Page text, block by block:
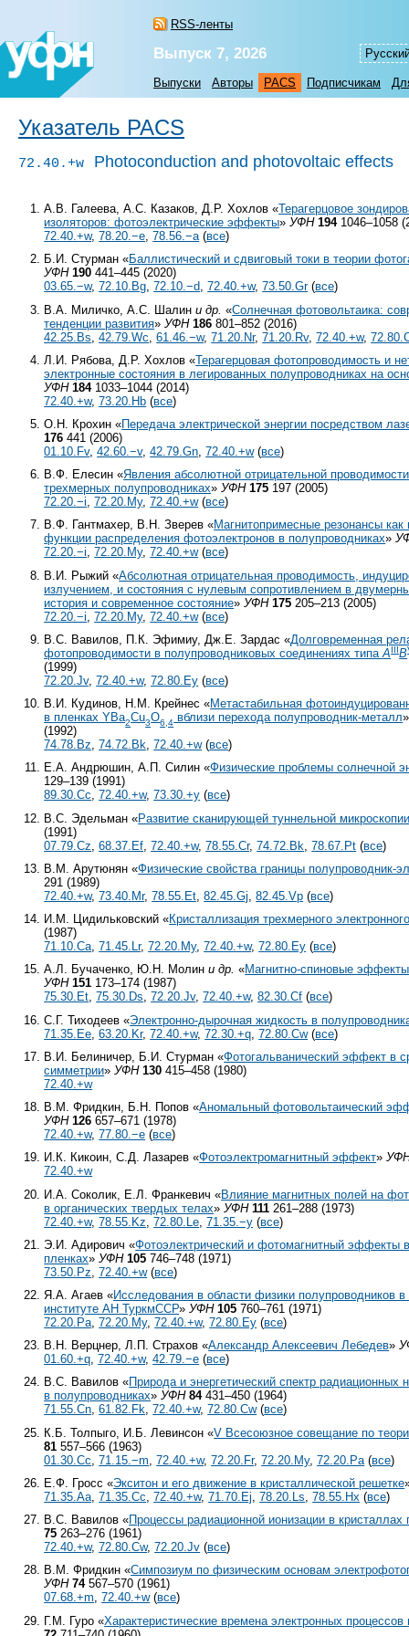
RSS-ленты
Выпуск 7, 2026
Выпуски Авторы PACS Подписчикам
Указатель PACS
72.40.+w Photoconduction and photovoltaic effects
А.В. Галеева, А.С. Казаков, Д.Р. Хохлов «Терагерцовое
изоляторов: фотоэлектрические эффекты»УФН 1941046–1058
72.40.+w,78.20.−e,78.56.−a(все)
Б.И. Стурман «Баллистический и сдвиговый токи в теории
УФН 190 441–445 (2020)
03.65.−w,72.10.Bg,72.10.−d,72.40.+w,73.50.Gr(все)
В.А. Миличко, А.С. Шалини др. «Солнечная фотовольтаика:
тенденции развития»УФН 186 801–852 (2016)
42.25.Bs ,42.79.Wc ,61.46.−w,71.20.Nr,71.20.Rv,72.40.+w,
Л.И. Рябова, Д.Р. Хохлов «Терагерцовая фотопроводимость и
электронные состояния в легированных полупроводниках на
УФН 1841033–1044 (2014)
72.40.+w,73.20.Hb (все)
О.Н. Крохин «Передача электрической энергии посредством
176 441 (2006)
01.10.Fv,42.60.−v,42.79.Gn,72.40.+w(все)
В.Ф. Елесин «Явления абсолютной отрицательной
трехмерных полупроводниках»УФН 175 197 (2005)
72.20.−i,72.20.My,72.40.+w(все)
В.Ф. Гантмахер, В.Н. Зверев «Магнитопримесные резонансы как
функции распределения фотоэлектронов в полупроводниках»
72.20.−i,72.20.My,72.40.+w(все)
В.И. Рыжий «Абсолютная отрицательная проводимость,
излучением, и состояния с нулевым сопротивлением в
история и современное состояние»УФН 175 205–213 (2005)
72.20.−i ,72.20.My,72.40.+w(все)
В.С. Вавилов, П.К. Эфимиу, Дж.Е. Зардас «Долговременная
фотопроводимости в полупроводниковых соединениях типаАIIIВ
(1999)
72.20.Jv,72.40.+w,72.80.Ey (все)
В.И. Кудинов, Н.М. Крейнес «Метастабильная
в пленках YBa2Cu3O6,4 вблизи перехода полупроводник-металл
(1992)
74.78.Bz,74.72.Bk,72.40.+w(все)
Е.А. Андрюшин, А.П. Силин «Физические проблемы солнечной
129–139 (1991)
89.30.Cc,72.40.+w,73.30.+y (все)
В.С. Эдельман «Развитие сканирующей туннельной
(1991)
07.79.Cz ,68.37.Ef ,72.40.+w,78.55.Cr,74.72.Bk ,78.67.Pt (все)
В.М. Арутюнян «Физические свойства границы полупроводник-
291 (1989)
72.40.+w,73.40.Mr,78.55.Et ,82.45.Gj ,82.45.Vp (все)
И.М. Цидильковский «Кристаллизация трехмерного
(1987)
71.10.Ca,71.45.Lr,72.20.My,72.40.+w,72.80.Ey (все)
А.Л. Бучаченко, Ю.Н. Молини др. «Магнитно-спиновые
УФН 151 173–174 (1987)
75.30.Et,75.30.Ds,72.20.Jv,72.40.+w,82.30.Cf (все)
С.Г. Тиходеев «Электронно-дырочная жидкость в
71.35.Ee ,63.20.Kr,72.40.+w,72.30.+q ,72.80.Cw(все)
В.И. Белиничер, Б.И. Стурман «Фотогальванический эффект в
симметрии»УФН 130 415–458 (1980)
72.40.+w
В.М. Фридкин, Б.Н. Попов «Аномальный фотовольтаический
УФН 126 657–671 (1978)
72.40.+w,77.80.−e (все)
И.К. Кикоин, С.Д. Лазарев «Фотоэлектромагнитный эффект»
72.40.+w
И.А. Соколик, Е.Л. Франкевич «Влияние магнитных полей на
в органических твердых телах»УФН 111 261–288 (1973)
72.40.+w,78.55.Kz ,72.80.Le ,71.35.−y (все)
Э.И. Адирович «Фотоэлектрический и фотомагнитный эффекты
пленках»УФН 105 746–748 (1971)
73.50.Pz ,72.40.+w(все)
Я.А. Агаев «Исследования в области физики полупроводников
институте АН ТуркмССР»УФН 105 760–761 (1971)
72.20.Pa ,72.20.My,72.40.+w,72.80.Ey (все)
В.Н. Верцнер, Л.П. Страхов «Александр Алексеевич Лебедев»
01.60.+q,72.40.+w,42.79.−e (все)
В.С. Вавилов «Природа и энергетический спектр радиационных
в полупроводниках»УФН 84431–450 (1964)
71.55.Cn,61.82.Fk,72.40.+w,72.80.Cw(все)
К.Б. Толпыго, И.Б. Левинсон «V Всесоюзное совещание по
81 557–566 (1963)
01.30.Cc ,71.15.−m ,72.40.+w,72.20.Fr,72.20.My,72.20.Pa (все)
Е.Ф. Гросс «Экситон и его движение в кристаллической решетке
71.35.Aa ,71.35.Cc ,72.40.+w,71.70.Ej ,78.20.Ls ,78.55.Hx (все)
В.С. Вавилов «Процессы радиационной ионизации в кристаллах
75 263–276 (1961)
72.40.+w,72.80.Cw,72.20.Jv (все)
В.М. Фридкин «Симпозиум по физическим основам
УФН 74567–570 (1961)
07.68.+m,72.40.+w(все)
Г.М. Гуро «Характеристические времена электронных процессов